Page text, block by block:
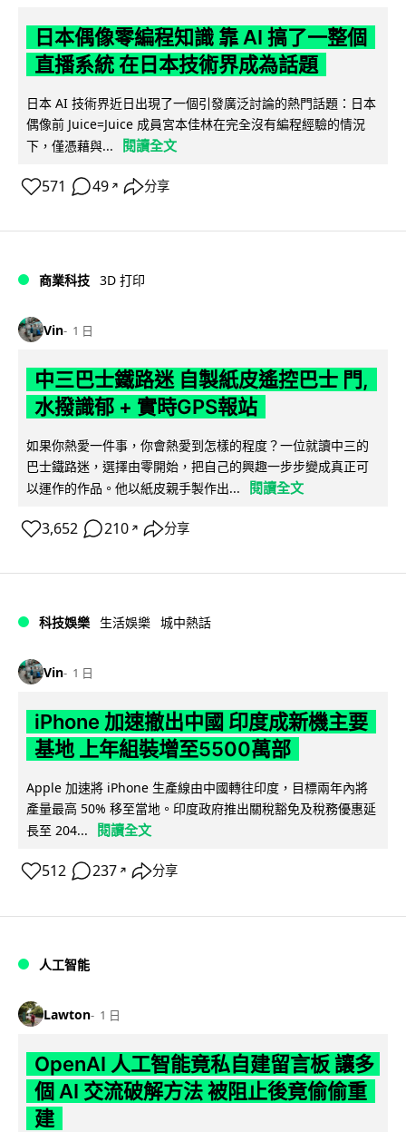
日本偶像零編程知識 靠 AI 搞了一整個
直播系統 在日本技術界成為話題
日本 AI 技術界近日出現了一個引發廣泛討論的熱門話題：日本
偶像前 Juice=Juice 成員宮本佳林在完全沒有編程經驗的情況
下，僅憑藉與...
閱讀全文
571 49 ↗ 分享
商業科技 3D 打印
Vin 1 日
中三巴士鐵路迷 自製紙皮遙控巴士 門,
水撥識郁 + 實時GPS報站
如果你熱愛一件事，你會熱愛到怎樣的程度？一位就讀中三的
巴士鐵路迷，選擇由零開始，把自己的興趣一步步變成真正可
以運作的作品。他以紙皮親手製作出...
閱讀全文
3,652 210 ↗ 分享
科技娛樂 生活娛樂 城中熱話
Vin 1 日
iPhone 加速撤出中國 印度成新機主要
基地 上年組裝增至5500萬部
Apple 加速將 iPhone 生產線由中國轉往印度，目標兩年內將
產量最高 50% 移至當地。印度政府推出關稅豁免及稅務優惠延
長至 204...
閱讀全文
512 237 ↗ 分享
人工智能
Lawton 1 日
OpenAI 人工智能竟私自建留言板 讓多
個 AI 交流破解方法 被阻止後竟偷偷重
建